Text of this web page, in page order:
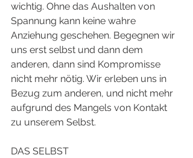
wichtig. Ohne das Aushalten von
Spannung kann keine wahre
Anziehung geschehen. Begegnen wir
uns erst selbst und dann dem
anderen, dann sind Kompromisse
nicht mehr nötig. Wir erleben uns in
Bezug zum anderen, und nicht mehr
aufgrund des Mangels von Kontakt
zu unserem Selbst.
DAS SELBST